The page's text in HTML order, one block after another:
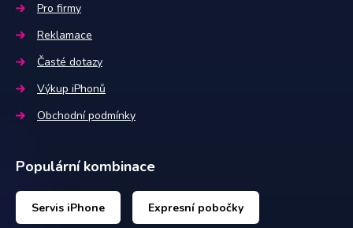
Pro firmy
Reklamace
Časté dotazy
Výkup iPhonů
Obchodní podmínky
Populární kombinace
Servis iPhone Expresní pobočky